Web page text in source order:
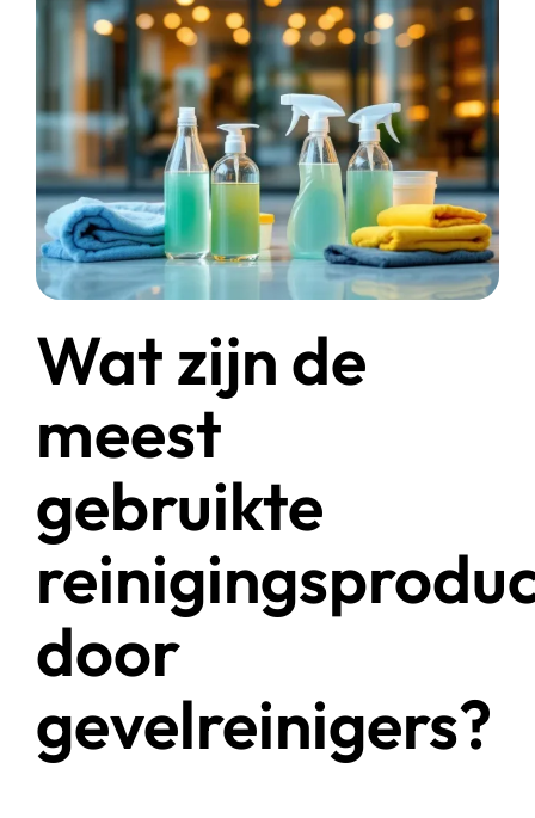
Start chat
Webshop
Wat zijn de
meest
gebruikte
door
gevelreinigers?